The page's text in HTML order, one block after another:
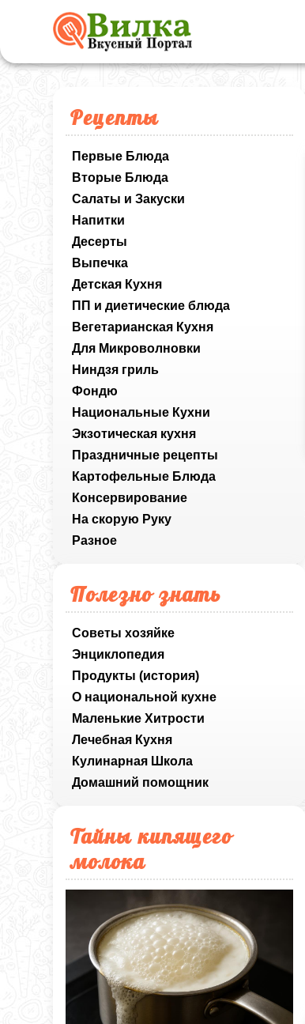
Рецепты
Первые Блюда
Вторые Блюда
Салаты и Закуски
Напитки
Десерты
Выпечка
Детская Кухня
ПП и диетические блюда
Вегетарианская Кухня
Для Микроволновки
Ниндзя гриль
Фондю
Национальные Кухни
Экзотическая кухня
Праздничные рецепты
Картофельные Блюда
Консервирование
На скорую Руку
Разное
Полезно знать
Советы хозяйке
Энциклопедия
Продукты (история)
О национальной кухне
Маленькие Хитрости
Лечебная Кухня
Кулинарная Школа
Домашний помощник
Тайны кипящего
молока